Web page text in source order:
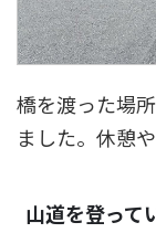
橋を渡った場
ました。休憩
山道を登って